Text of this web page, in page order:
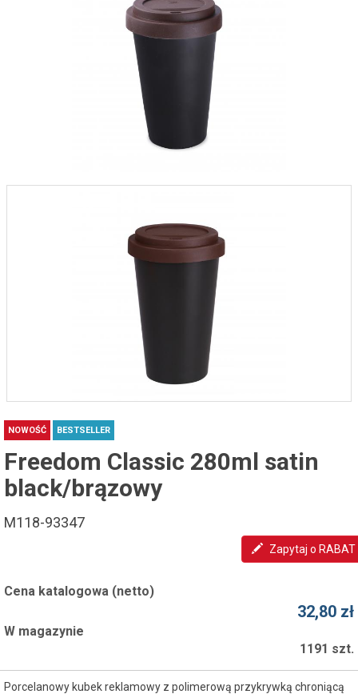
NOWOŚĆ BESTSELLER
Freedom Classic 280ml satin
black/brązowy
M118-93347
Zapytaj o RABAT
Cena katalogowa (netto)
32,80 zł
W magazynie
1191 szt.
Porcelanowy kubek reklamowy z polimerową przykrywką chroniącą